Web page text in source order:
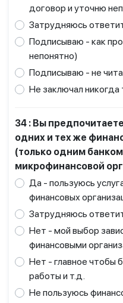
договор и уточню
Затрудняюсь
Подписываю - как
непонятно)
Подписываю - не
Не заключал
34 : Вы
одних и тех же
(только одним
микрофинансовой
Да - пользуюсь
финансовых
Затрудняюсь
Нет - мой выбор
финансовыми
Нет - главное чтобы
работы и т.д.
Не пользуюсь